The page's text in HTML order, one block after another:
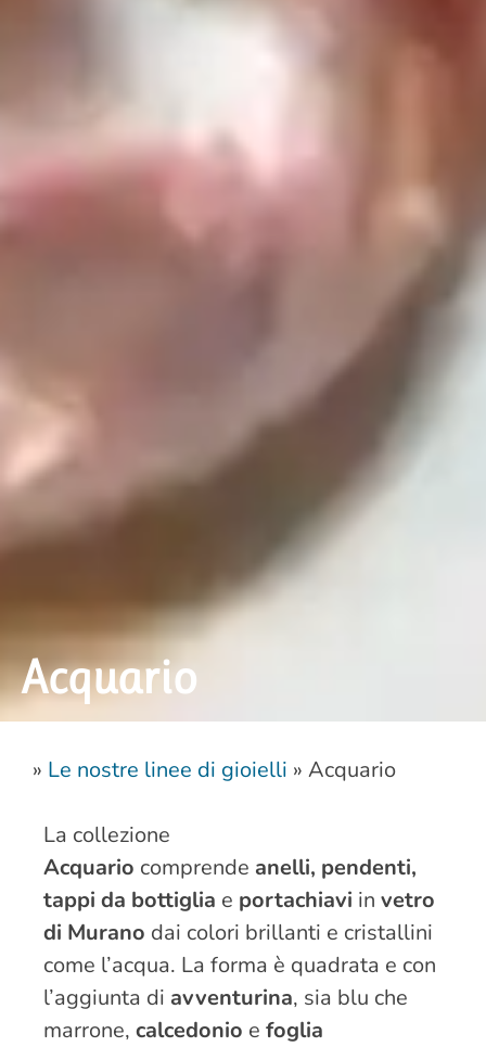
Acquario
» Le nostre linee di gioielli » Acquario
La collezione
Acquario comprende anelli, pendenti,
tappi da bottiglia e portachiavi in vetro
di Murano dai colori brillanti e cristallini
come l’acqua. La forma è quadrata e con
l’aggiunta di avventurina, sia blu che
marrone, calcedonio e foglia